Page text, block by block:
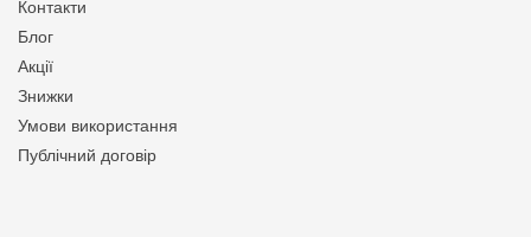
Контакти
Блог
Акції
Знижки
Умови використання
Публічний договір